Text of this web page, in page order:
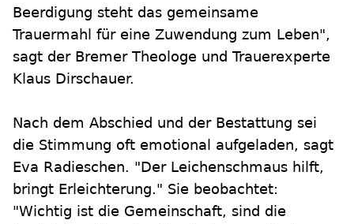
Beerdigung steht das gemeinsame
Trauermahl für eine Zuwendung zum Leben",
sagt der Bremer Theologe und Trauerexperte
Klaus Dirschauer.
Nach dem Abschied und der Bestattung sei
die Stimmung oft emotional aufgeladen, sagt
Eva Radieschen. "Der Leichenschmaus hilft,
bringt Erleichterung." Sie beobachtet:
"Wichtig ist die Gemeinschaft, sind die